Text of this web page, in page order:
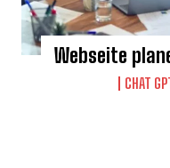
Webseite
CHAT